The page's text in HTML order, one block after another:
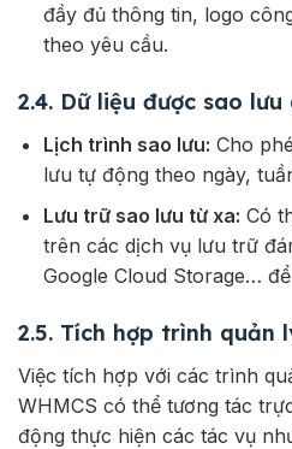
đầy đủ thông tin, logo
theo yêu cầu.
2.4. Dữ liệu được sao
Lịch trình sao lưu: Cho
lưu tự động theo ngày,
Lưu trữ sao lưu từ xa: Có
trên các dịch vụ lưu trữ
Google Cloud Storage…
2.5. Tích hợp trình quản
Việc tích hợp với các trình
WHMCS có thể tương tác
động thực hiện các tác vụ